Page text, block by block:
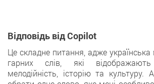
Відповідь від Copilot
Це складне питання, адже
гарних слів, які
мелодійність, історію та